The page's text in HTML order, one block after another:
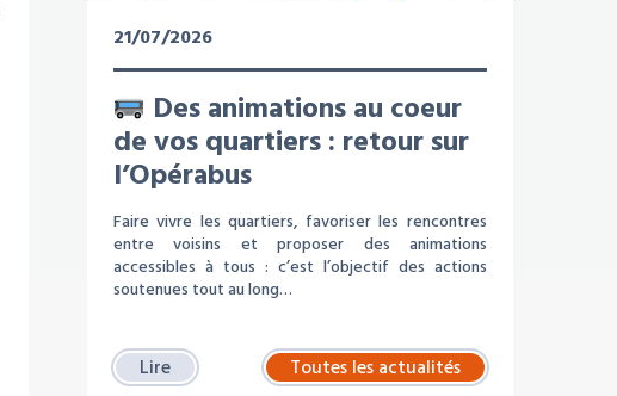
21/07/2026
Des animations au coeur
de vos quartiers : retour sur
l’Opérabus
Faire vivre les quartiers, favoriser les rencontres
entre voisins et proposer des animations
accessibles à tous : c’est l’objectif des actions
soutenues tout au long…
Lire Toutes les actualités